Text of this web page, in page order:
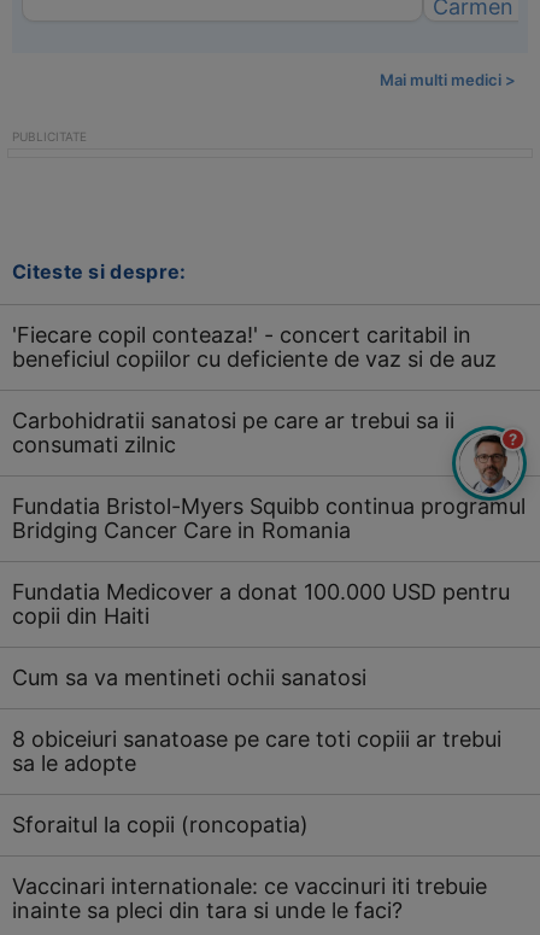
Mai multi medici >
Citeste si despre:
'Fiecare copil conteaza!' - concert caritabil in
beneficiul copiilor cu deficiente de vaz si de auz
Carbohidratii sanatosi pe care ar trebui sa ii
consumati zilnic
Fundatia Bristol-Myers Squibb continua programul
Bridging Cancer Care in Romania
Fundatia Medicover a donat 100.000 USD pentru
copii din Haiti
Cum sa va mentineti ochii sanatosi
8 obiceiuri sanatoase pe care toti copiii ar trebui
sa le adopte
Sforaitul la copii (roncopatia)
Vaccinari internationale: ce vaccinuri iti trebuie
inainte sa pleci din tara si unde le faci?
?